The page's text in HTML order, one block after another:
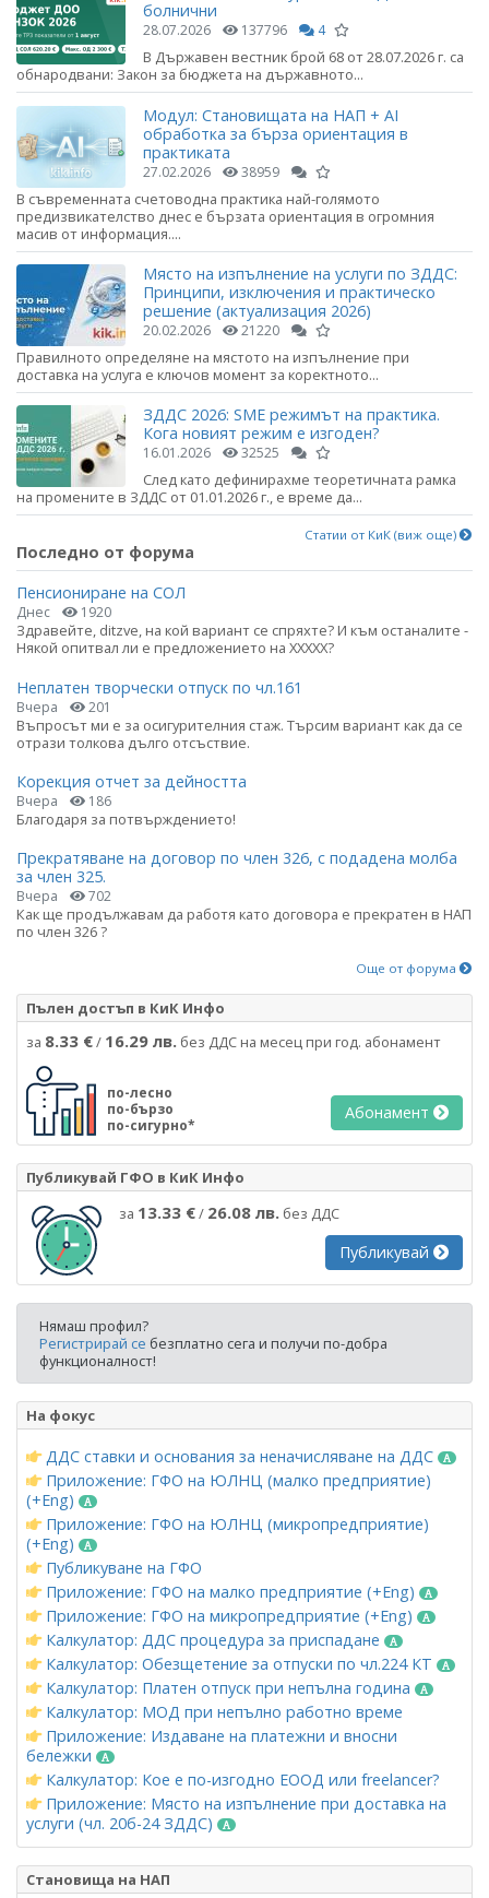
болнични
28.07.2026 137796 4
В Държавен вестник брой 68 от 28.07.2026 г. са
обнародвани: Закон за бюджета на държавното...
Модул: Становищата на НАП + AI
обработка за бърза ориентация в
практиката
27.02.2026 38959
В съвременната счетоводна практика най-голямото
предизвикателство днес е бързата ориентация в огромния
масив от информация....
Място на изпълнение на услуги по ЗДДС:
Принципи, изключения и практическо
решение (актуализация 2026)
20.02.2026 21220
Правилното определяне на мястото на изпълнение при
доставка на услуга е ключов момент за коректното...
ЗДДС 2026: SME режимът на практика.
Кога новият режим е изгоден?
16.01.2026 32525
След като дефинирахме теоретичната рамка
на промените в ЗДДС от 01.01.2026 г., е време да...
Статии от КиК (виж още)
Последно от форума
Пенсиониране на СОЛ
Днес 1920
Здравейте, ditzve, на кой вариант се спряхте? И към останалите -
Някой опитвал ли е предложението на ХХХХХ?
Неплатен творчески отпуск по чл.161
Вчера 201
Въпросът ми е за осигурителния стаж. Търсим вариант как да се
отрази толкова дълго отсъствие.
Корекция отчет за дейността
Вчера 186
Благодаря за потвърждението!
Прекратяване на договор по член 326, с подадена молба
за член 325.
Вчера 702
Как ще продължавам да работя като договора е прекратен в НАП
по член 326 ?
Още от форума
Пълен достъп в КиК Инфо
за 8.33 €/ 16.29 лв. без ДДС на месец при год. абонамент
по-лесно
по-бързо
по-сигурно*
Абонамент
Публикувай ГФО в КиК Инфо
за 13.33 €/ 26.08 лв. без ДДС
Публикувай
Нямаш профил?
Регистрирай се безплатно сега и получи по-добра
функционалност!
На фокус
ДДС ставки и основания за неначисляване на ДДС
Приложение: ГФО на ЮЛНЦ (малко предприятие)
(+Eng)
Приложение: ГФО на ЮЛНЦ (микропредприятие)
(+Eng)
Публикуване на ГФО
Приложение: ГФО на малко предприятие (+Eng)
Приложение: ГФО на микропредприятие (+Eng)
Калкулатор: ДДС процедура за приспадане
Калкулатор: Обезщетение за отпуски по чл.224 КТ
Калкулатор: Платен отпуск при непълна година
Калкулатор: МОД при непълно работно време
Приложение: Издаване на платежни и вносни
бележки
Калкулатор: Кое е по-изгодно ЕООД или freelancer?
Приложение: Място на изпълнение при доставка на
услуги (чл. 20б-24 ЗДДС)
Становища на НАП